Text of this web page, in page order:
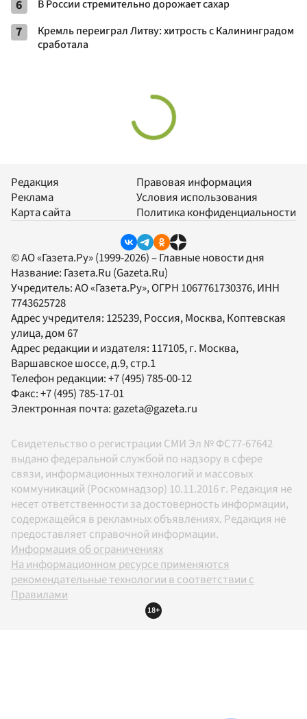
6 В России стремительно дорожает сахар
7
Кремль переиграл Литву: хитрость с Калининградом
сработала
Редакция
Реклама
Карта сайта
Правовая информация
Условия использования
Политика конфиденциальности
© АО «Газета.Ру» (1999-2026) – Главные новости дня
Название: Газета.Ru (Gazeta.Ru)
Учредитель:АО «Газета.Ру», ОГРН 1067761730376, ИНН
7743625728
Адрес учредителя: 125239, Россия, Москва, Коптевская
улица, дом 67
Адрес редакции и издателя: 117105, г. Москва,
Варшавское шоссе, д.9, стр.1
Телефон редакции:+7 (495) 785-00-12
Факс:+7 (495) 785-17-01
Электронная почта:gazeta@gazeta.ru
Свидетельство о регистрации СМИ Эл № ФС77-67642
выдано федеральной службой по надзору в сфере
связи, информационных технологий и массовых
коммуникаций (Роскомнадзор) 10.11.2016 г. Редакция не
несет ответственности за достоверность информации,
содержащейся в рекламных объявлениях. Редакция не
предоставляет справочной информации.
Информация об ограничениях
На информационном ресурсе применяются
рекомендательные технологии в соответствии с
Правилами
18+